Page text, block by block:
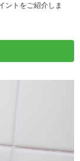
ントをご紹介しま